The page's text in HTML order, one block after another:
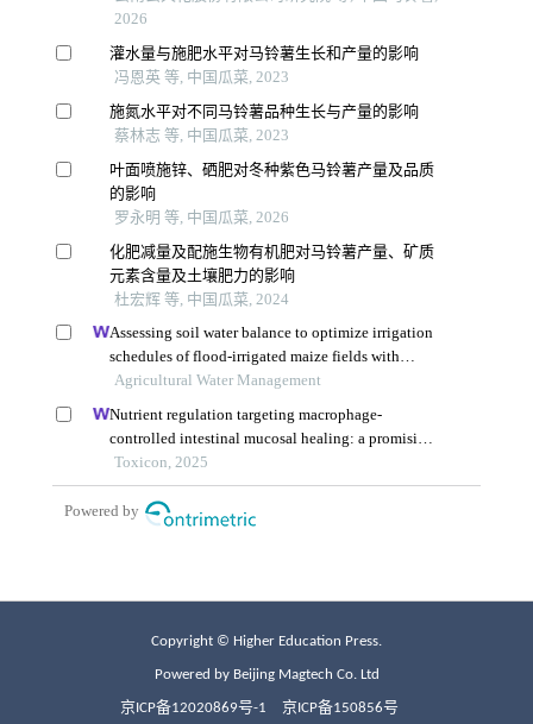
Copyright © Higher Education Press.
Powered by Beijing Magtech Co. Ltd
京ICP备12020869号-1 京ICP备150856号